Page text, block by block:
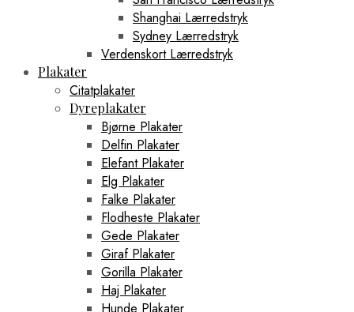
Shanghai Lærredstryk
Sydney Lærredstryk
Verdenskort Lærredstryk
Plakater
Citatplakater
Dyreplakater
Bjørne Plakater
Delfin Plakater
Elefant Plakater
Elg Plakater
Falke Plakater
Flodheste Plakater
Gede Plakater
Giraf Plakater
Gorilla Plakater
Haj Plakater